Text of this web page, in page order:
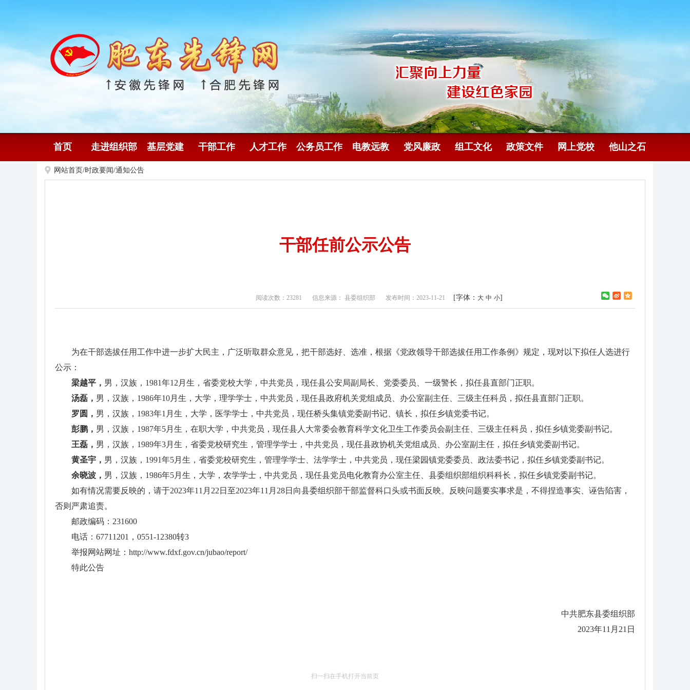
首页 走进组织部 基层党建 干部工作 人才工作 公务员工作 电教远教 党风廉政 组工文化 政策文件 网上党校 他山之石
网站首页/时政要闻/通知公告
干部任前公示公告
阅读次数：23281 信息来源： 县委组织部 发布时间：2023-11-21 [字体： 大 中 小]
为在干部选拔任用工作中进一步扩大民主，广泛听取群众意见，把干部选好、选准，根据《党政领导干部选拔任用工作条例》规定，现对以下拟任人选进行
公示：
梁越平， 男，汉族，1981年12月生，省委党校大学，中共党员，现任县公安局副局长、党委委员、一级警长，拟任县直部门正职。
汤磊， 男，汉族，1986年10月生，大学，理学学士，中共党员，现任县政府机关党组成员、办公室副主任、三级主任科员，拟任县直部门正职。
罗圆， 男，汉族，1983年1月生，大学，医学学士，中共党员，现任桥头集镇党委副书记、镇长，拟任乡镇党委书记。
彭鹏， 男，汉族，1987年5月生，在职大学，中共党员，现任县人大常委会教育科学文化卫生工作委员会副主任、三级主任科员，拟任乡镇党委副书记。
王磊， 男，汉族，1989年3月生，省委党校研究生，管理学学士，中共党员，现任县政协机关党组成员、办公室副主任，拟任乡镇党委副书记。
黄圣宇， 男，汉族，1991年5月生，省委党校研究生，管理学学士、法学学士，中共党员，现任梁园镇党委委员、政法委书记，拟任乡镇党委副书记。
余晓波， 男，汉族，1986年5月生，大学，农学学士，中共党员，现任县党员电化教育办公室主任、县委组织部组织科科长，拟任乡镇党委副书记。
如有情况需要反映的，请于2023年11月22日至2023年11月28日向县委组织部干部监督科口头或书面反映。反映问题要实事求是，不得捏造事实、诬告陷害，
否则严肃追责。
邮政编码：231600
电话：67711201，0551-12380转3
举报网站网址：http://www.fdxf.gov.cn/jubao/report/
特此公告
中共肥东县委组织部
2023年11月21日
扫一扫在手机打开当前页